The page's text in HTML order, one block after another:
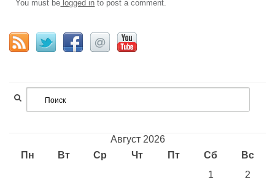
You must be logged in to post a comment.
Август 2026
Пн
Вт Ср Чт Пт Сб Вс
1
2